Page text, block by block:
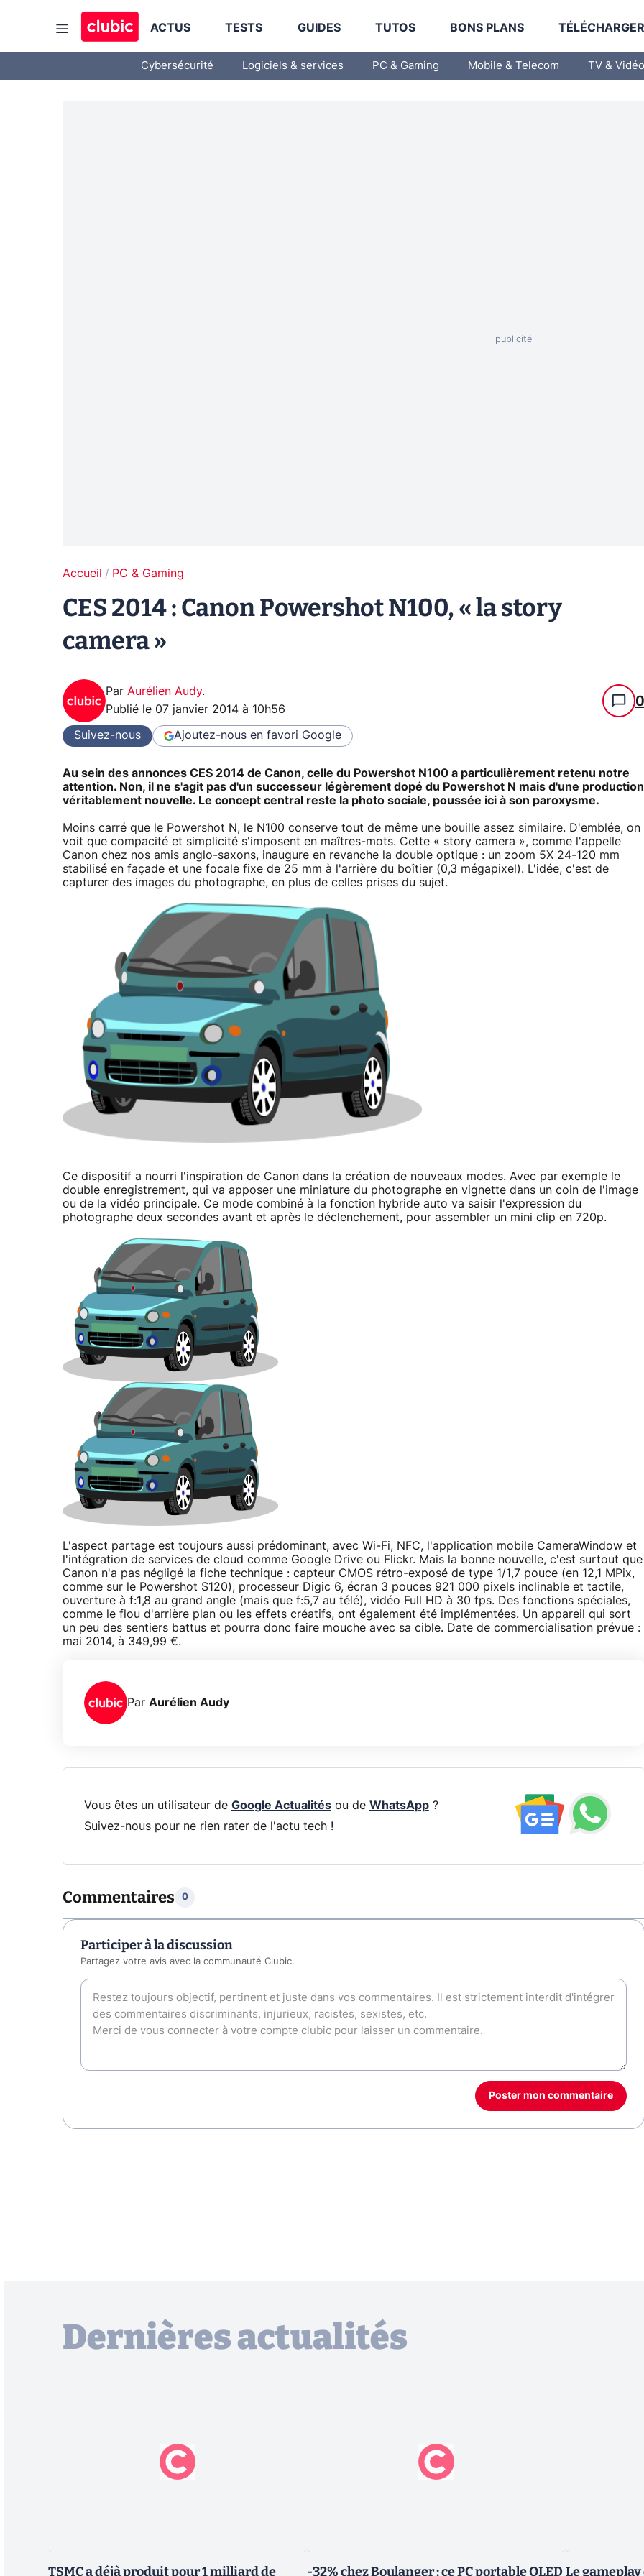
ACTUS TESTS GUIDES TUTOS BONS PLANS
Cybersécurité Logiciels & services PC & Gaming Mobile & Telecom TV & Vidéo
Accueil PC & Gaming
CES 2014 : Canon Powershot N100, « la story
camera »
Par Aurélien Audy.
Publié le 07 janvier 2014 à 10h56 0
Suivez-nous Ajoutez-nous en favori Google
Au sein des annonces CES 2014 de Canon, celle du Powershot N100 a particulièrement retenu notre
attention. Non, il ne s'agit pas d'un successeur légèrement dopé du Powershot N mais d'une production
véritablement nouvelle. Le concept central reste la photo sociale, poussée ici à son paroxysme.
Moins carré que le Powershot N, le N100 conserve tout de même une bouille assez similaire. D'emblée, on
voit que compacité et simplicité s'imposent en maîtres-mots. Cette « story camera », comme l'appelle
Canon chez nos amis anglo-saxons, inaugure en revanche la double optique : un zoom 5X 24-120 mm
stabilisé en façade et une focale fixe de 25 mm à l'arrière du boîtier (0,3 mégapixel). L'idée, c'est de
capturer des images du photographe, en plus de celles prises du sujet.
Ce dispositif a nourri l'inspiration de Canon dans la création de nouveaux modes. Avec par exemple le
double enregistrement, qui va apposer une miniature du photographe en vignette dans un coin de l'image
ou de la vidéo principale. Ce mode combiné à la fonction hybride auto va saisir l'expression du
photographe deux secondes avant et après le déclenchement, pour assembler un mini clip en 720p.
L'aspect partage est toujours aussi prédominant, avec Wi-Fi, NFC, l'application mobile CameraWindow et
l'intégration de services de cloud comme Google Drive ou Flickr. Mais la bonne nouvelle, c'est surtout que
Canon n'a pas négligé la fiche technique : capteur CMOS rétro-exposé de type 1/1,7 pouce (en 12,1 MPix,
comme sur le Powershot S120), processeur Digic 6, écran 3 pouces 921 000 pixels inclinable et tactile,
ouverture à f:1,8 au grand angle (mais que f:5,7 au télé), vidéo Full HD à 30 fps. Des fonctions spéciales,
comme le flou d'arrière plan ou les effets créatifs, ont également été implémentées. Un appareil qui sort
un peu des sentiers battus et pourra donc faire mouche avec sa cible. Date de commercialisation prévue :
mai 2014, à 349,99 €.
Par Aurélien Audy
Vous êtes un utilisateur de Google Actualitésou de WhatsApp?
Suivez-nous pour ne rien rater de l'actu tech !
Commentaires 0
Participer à la discussion
Partagez votre avis avec la communauté Clubic.
Poster mon commentaire
Dernières actualités
TSMC a déjà produit pour 1 milliard de -32% chez Boulanger : ce PC portable OLED Le gameplay